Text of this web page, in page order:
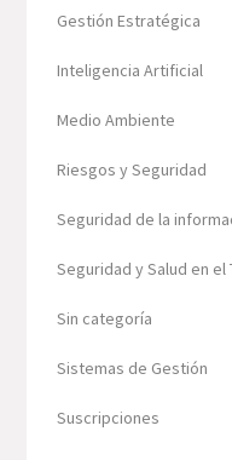
Gestión Estratégica
Inteligencia Artificial
Medio Ambiente
Riesgos y Seguridad
Seguridad de la
Seguridad y Salud en el
Sin categoría
Sistemas de Gestión
Suscripciones